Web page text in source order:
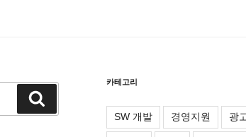
색
카테고리
SW 개발 경영지원 광